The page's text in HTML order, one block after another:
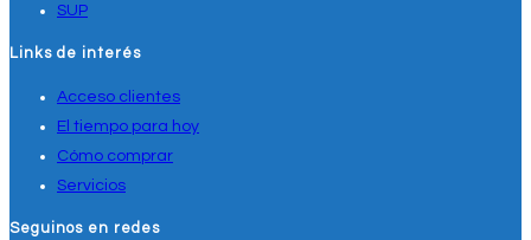
SUP
Links de interés
Acceso clientes
El tiempo para hoy
Cómo comprar
Servicios
Seguinos en redes